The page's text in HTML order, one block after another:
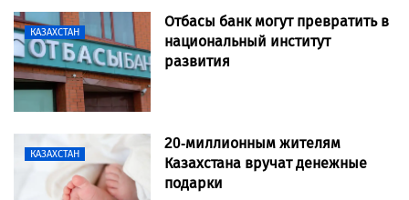
КАЗАХСТАН
Отбасы банк могут превратить в
национальный институт
развития
КАЗАХСТАН
20-миллионным жителям
Казахстана вручат денежные
подарки